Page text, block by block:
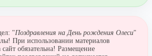
"Поздравления на День рождения Олеси"
При использовании материалов
сайт обязательна! Размещение